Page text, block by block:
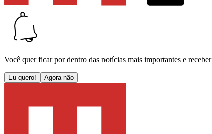
Você quer ficar por dentro das notícias mais importantes e receber
Eu quero! Agora não